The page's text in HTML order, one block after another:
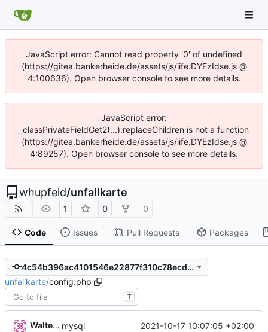
JavaScript error: Cannot read property '0' of undefined
(https://gitea.bankerheide.de/assets/js/iife.DYEzIdse.js @
4:100636). Open browser console to see more details.
JavaScript error:
_classPrivateFieldGet2(...).replaceChildren is not a function
(https://gitea.bankerheide.de/assets/js/iife.DYEzIdse.js @
4:89257). Open browser console to see more details.
whupfeld/unfallkarte
1 0 0
Code Issues Pull Requests Packages
4c54b396ac4101546e22877f310c78ecd6b8b7a4
unfallkarte/config.php
T
Walter Hupfeld mysql 2021-10-17 10:07:05 +02:00